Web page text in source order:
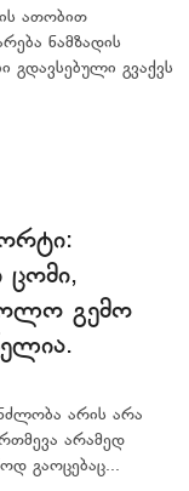
ათობით
ნამზადის
გდავსებული გვაქვს
ცომი,
გემო
არის არა
არამედ
გაოცებაც...